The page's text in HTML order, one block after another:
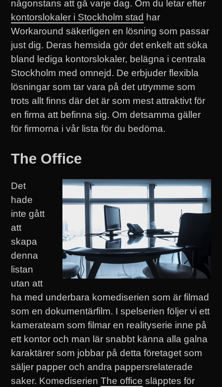
någonstans att gå varje dag. Om du letar efter
kontorslokaler i Stockholm stad har
Workaround säkerligen en lösning som passar
just dig. Deras hemsida gör det enkelt att söka
bland lediga kontorslokaler, belägna i centrala
Stockholm med omnejd. De erbjuder flexibla
lösningar som tar vara på det utrymme som
trots allt finns där det är som mest attraktivt för
en firma att befinna sig. Om detsamma gäller
för firmorna i vår lista för du bedöma.
The Office
Det
hade
inte gått
att
skapa
denna
listan
utan att
ha med underbara komediserien som är filmad
som en dokumentärfilm. I spelserien följer vi ett
kamerateam som filmar en realityserie inne på
ett kontor och man lär snabbt känna alla galna
karaktärer som jobbar på detta företaget som
säljer papper och andra pappersrelaterade
saker. KomediserienThe office släpptes för